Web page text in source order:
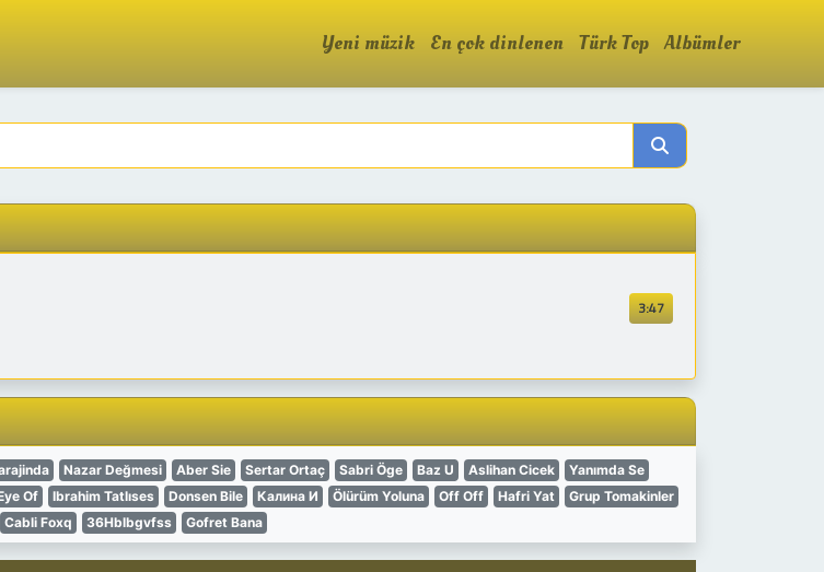
Yeni müzik En çok dinlenen Türk Top Albümler
3:47
Nazar Değmesi Aber Sie Sertar Ortaç Sabri Öge Baz U Aslihan Cicek
Yanımda Se
Of Ibrahim Tatlıses Donsen Bile Калина И Ölürüm Yoluna Off Off Hafri Yat
Grup Tomakinler
Cabli Foxq 36Hblbgvfss Gofret Bana